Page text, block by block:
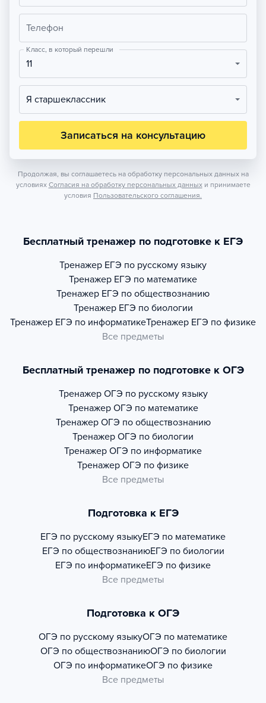
Телефон
Класс, в который перешли
11
Я старшеклассник
Записаться на консультацию
Продолжая, вы соглашаетесь на обработку персональных данных на
условиях Согласия на обработку персональных данных и принимаете
условия Пользовательского соглашения.
Бесплатный тренажер по подготовке к ЕГЭ
Тренажер ЕГЭ по русскому языку
Тренажер ЕГЭ по математике
Тренажер ЕГЭ по обществознанию
Тренажер ЕГЭ по биологии
Тренажер ЕГЭ по информатикеТренажер ЕГЭ по физике
Все предметы
Бесплатный тренажер по подготовке к ОГЭ
Тренажер ОГЭ по русскому языку
Тренажер ОГЭ по математике
Тренажер ОГЭ по обществознанию
Тренажер ОГЭ по биологии
Тренажер ОГЭ по информатике
Тренажер ОГЭ по физике
Все предметы
Подготовка к ЕГЭ
ЕГЭ по русскому языкуЕГЭ по математике
ЕГЭ по обществознаниюЕГЭ по биологии
ЕГЭ по информатикеЕГЭ по физике
Все предметы
Подготовка к ОГЭ
ОГЭ по русскому языкуОГЭ по математике
ОГЭ по обществознаниюОГЭ по биологии
ОГЭ по информатикеОГЭ по физике
Все предметы